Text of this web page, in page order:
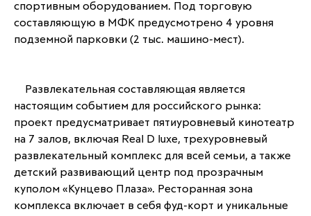
спортивным оборудованием. Под торговую
составляющую в МФК предусмотрено 4 уровня
подземной парковки (2 тыс. машино-мест).
настоящим событием для российского рынка:
проект предусматривает пятиуровневый кинотеатр
на 7 залов, включая Real D luxe, трехуровневый
развлекательный комплекс для всей семьи, а также
детский развивающий центр под прозрачным
куполом «Кунцево Плаза». Ресторанная зона
комплекса включает в себя фуд-корт и уникальные